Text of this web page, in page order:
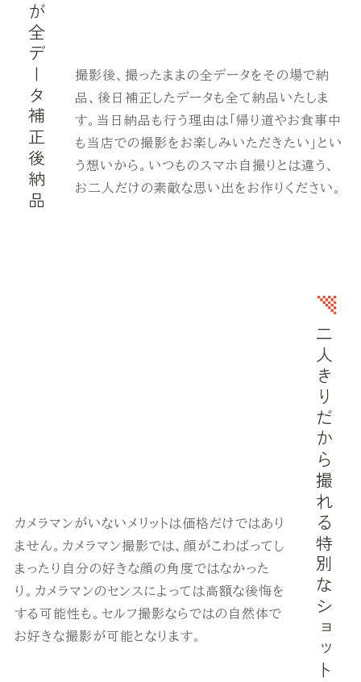
撮影後、撮ったままの全データをその場で納
品、後日補正したデータも全て納品いたしま
す。当日納品も行う理由は「帰り道やお食事中
も当店での撮影をお楽しみいただきたい」とい
う想いから。いつものスマホ自撮りとは違う、
お二人だけの素敵な思い出をお作りください。
カメラマンがいないメリットは価格だけではあり
ません。カメラマン撮影では、顔がこわばってし
まったり自分の好きな顔の角度ではなかった
り。カメラマンのセンスによっては高額な後悔を
する可能性も。セルフ撮影ならではの自然体で
お好きな撮影が可能となります。
二人きりだから撮れる特別なショット